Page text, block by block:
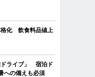
格化 飲食料品値上
ドライブ」 宿泊ド
への備えも必須